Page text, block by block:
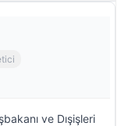
ve Dışişleri